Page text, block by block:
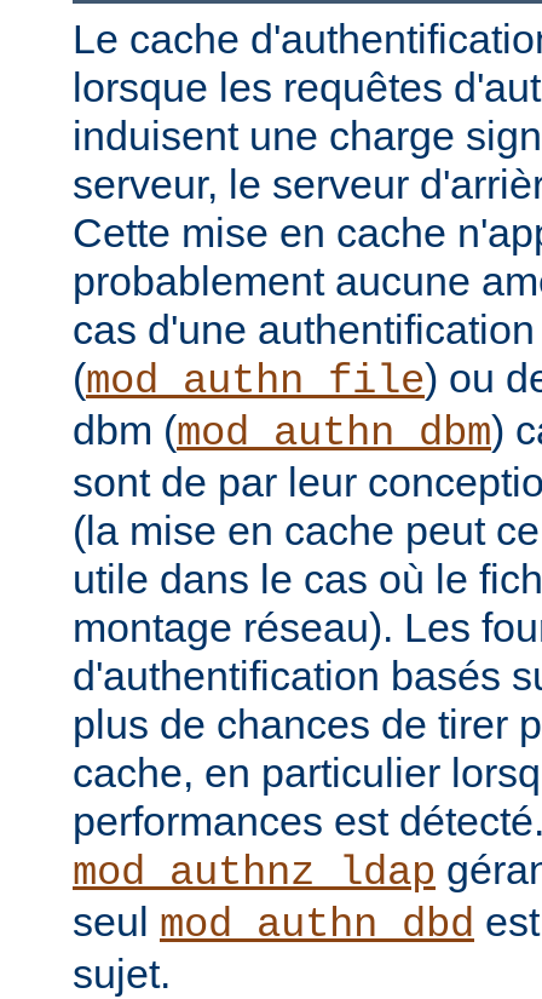
Le cache
lorsque les requêtes
induisent une charge
serveur, le serveur
Cette mise en cache
probablement aucune
cas d'une
(mod_authn_file) ou
dbm (mod_authn_dbm)
sont de par leur
(la mise en cache peut
utile dans le cas où le
montage réseau). Les
d'authentification basés
plus de chances de tirer
cache, en particulier
performances est
mod_authnz_ldap
seul mod_authn_dbd
sujet.